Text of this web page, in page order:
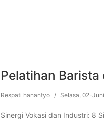
Pelatihan Barista
Respati hanantyo / Selasa, 02-
Sinergi Vokasi dan Industri: 8